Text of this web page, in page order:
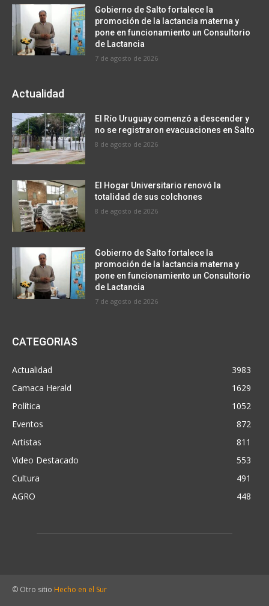
Gobierno de Salto fortalece la
promoción de la lactancia materna y
pone en funcionamiento un Consultorio
de Lactancia
7 de agosto de 2026
Actualidad
El Río Uruguay comenzó a descender y
no se registraron evacuaciones en Salto
8 de agosto de 2026
El Hogar Universitario renovó la
totalidad de sus colchones
8 de agosto de 2026
Gobierno de Salto fortalece la
promoción de la lactancia materna y
pone en funcionamiento un Consultorio
de Lactancia
7 de agosto de 2026
CATEGORIAS
Actualidad
3983
Camaca Herald
1629
Política
1052
Eventos
872
Artistas
811
Video Destacado
553
Cultura
491
AGRO
448
© Otro sitio Hecho en el Sur